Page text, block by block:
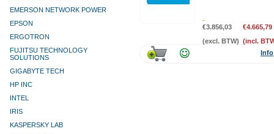
EMERSON NETWORK POWER
EPSON
ERGOTRON
FUJITSU TECHNOLOGY
SOLUTIONS
GIGABYTE TECH
HP INC
INTEL
IRIS
KASPERSKY LAB
€3.856,03
(excl. BTW)
€4.665,79
(incl.
Info